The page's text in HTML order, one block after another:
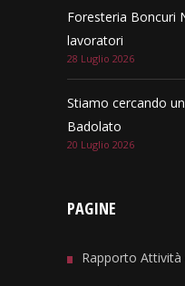
Foresteria Boncuri
lavoratori
28 Luglio 2026
Stiamo cercando
Badolato
20 Luglio 2026
PAGINE
Rapporto Attività